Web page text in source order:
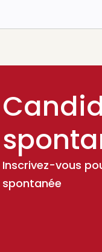
Inscrivez-vous
spontanée